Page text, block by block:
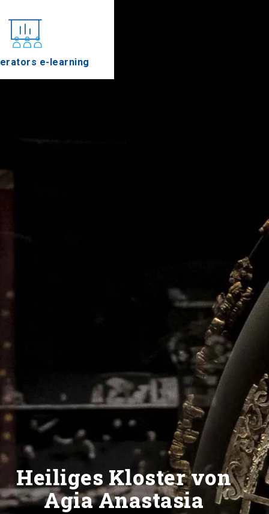
e-learning
Heiliges Kloster von
Agia Anastasia